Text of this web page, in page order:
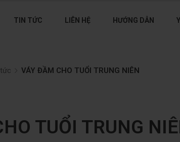
TIN TỨC LIÊN HỆ HƯỚNG DẪN
VÁY ĐẦM CHO TUỔI TRUNG NIÊN
TUỔI TRUNG